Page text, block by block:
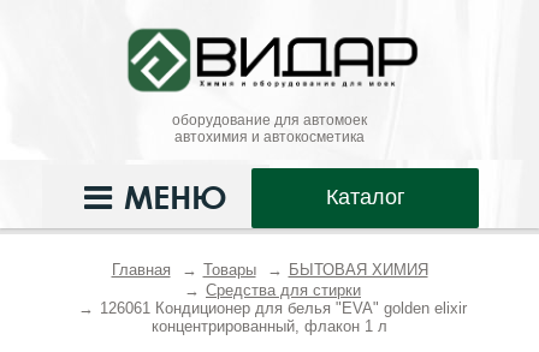
оборудование для автомоек
автохимия и автокосметика
Каталог
МЕНЮ
Главная Товары
БЫТОВАЯ ХИМИЯ
Средства для стирки
126061 Кондиционер для белья "EVA" golden elixir
концентрированный, флакон 1 л